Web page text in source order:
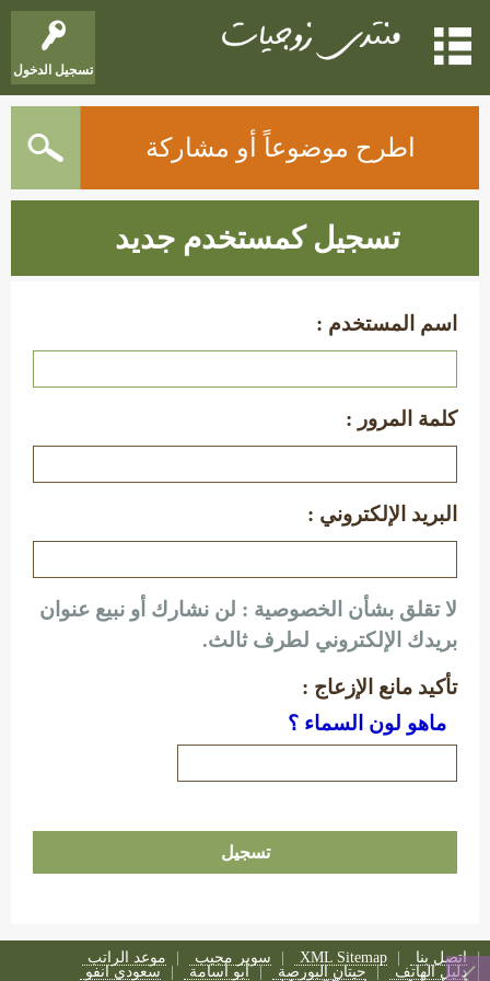
تسجيل الدخول
اطرح موضوعاً أو مشاركة
تسجيل كمستخدم جديد
اسم المستخدم :
كلمة المرور :
البريد الإلكتروني :
لا تقلق بشأن الخصوصية : لن نشارك أو نبيع عنوان
بريدك الإلكتروني لطرف ثالث.
تأكيد مانع الإزعاج :
ماهو لون السماء ؟
اتصل بنا XML Sitemap سوبر مجيب
موعد الراتب
دليل الهاتف
حيتان البورصة أبو أسامة
سعودي انفو